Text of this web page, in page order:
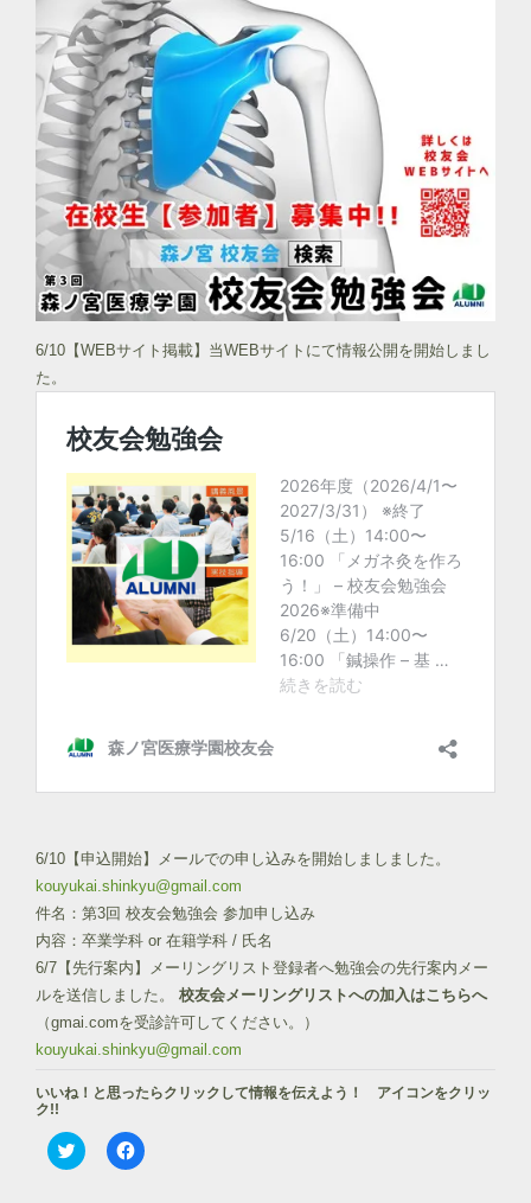
6/10【WEBサイト掲載】当WEBサイトにて情報公開を開始しまし
た。
6/10【申込開始】メールでの申し込みを開始しましました。
kouyukai.shinkyu@gmail.com
件名：第3回 校友会勉強会 参加申し込み
内容：卒業学科 or 在籍学科 / 氏名
6/7【先行案内】メーリングリスト登録者へ勉強会の先行案内メー
ルを送信しました。 校友会メーリングリストへの加入はこちらへ
（gmai.comを受診許可してください。）
kouyukai.shinkyu@gmail.com
いいね！と思ったらクリックして情報を伝えよう！ アイコンをクリッ
ク!!
ク
リ
F
a